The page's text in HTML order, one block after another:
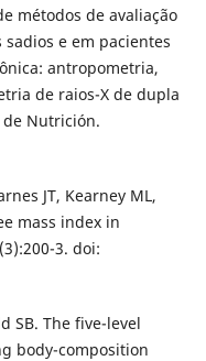
métodos de avaliação
e em pacientes
antropometria,
de raios-X de dupla
Nutrición.
JT, Kearney ML,
mass index in
3. doi:
SB. The five-level
body-composition